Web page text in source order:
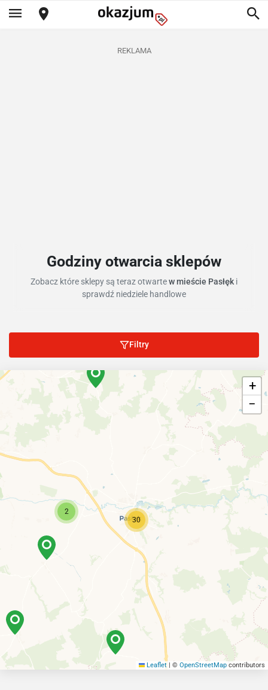
REKLAMA
Godziny otwarcia sklepów
Zobacz które sklepy są teraz otwartew mieście Pasłęk i
sprawdź niedziele handlowe
Filtry
30
2
+
−
Leaflet | © OpenStreetMap contributors